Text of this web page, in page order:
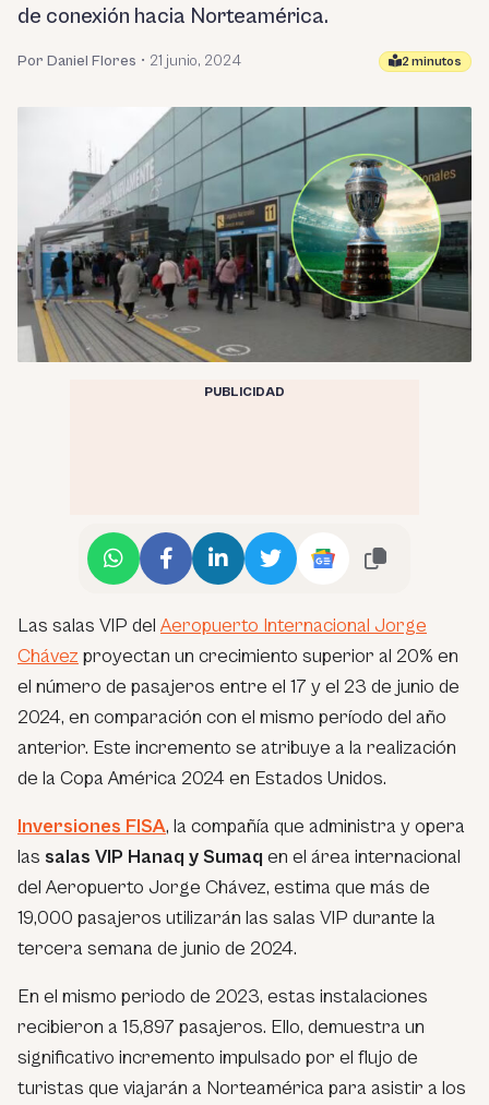
de conexión hacia Norteamérica.
Por Daniel Flores • 21 junio, 2024 2 minutos
PUBLICIDAD
Las salas VIP del Aeropuerto Internacional Jorge
Chávez proyectan un crecimiento superior al 20% en
el número de pasajeros entre el 17 y el 23 de junio de
2024, en comparación con el mismo período del año
anterior. Este incremento se atribuye a la realización
de la Copa América 2024 en Estados Unidos.
Inversiones FISA, la compañía que administra y opera
las salas VIP Hanaq y Sumaq en el área internacional
del Aeropuerto Jorge Chávez, estima que más de
19,000 pasajeros utilizarán las salas VIP durante la
tercera semana de junio de 2024.
En el mismo periodo de 2023, estas instalaciones
recibieron a 15,897 pasajeros. Ello, demuestra un
significativo incremento impulsado por el flujo de
turistas que viajarán a Norteamérica para asistir a los